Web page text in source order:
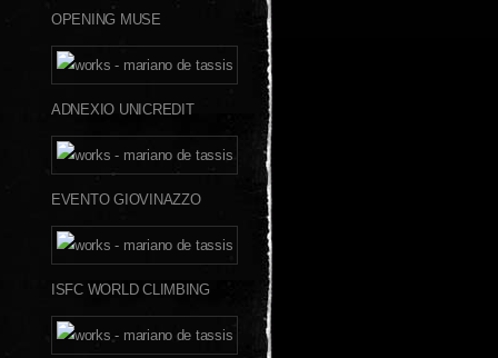
OPENING MUSE
ADNEXIO UNICREDIT
EVENTO GIOVINAZZO
ISFC WORLD CLIMBING